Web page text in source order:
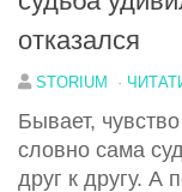
отказался
STORIUM ·
Бывает,
словно сама
друг к другу. А